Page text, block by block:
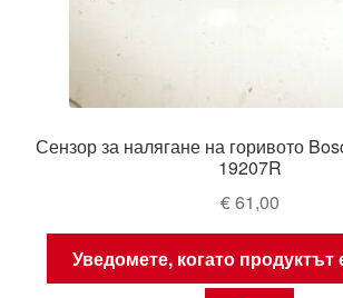
Сензор за налягане на горивото
19207R
€61,00
Уведомете, когато продуктът